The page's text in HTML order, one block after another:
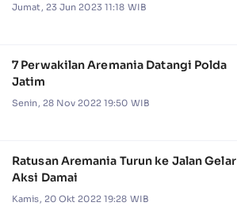
Jumat, 23 Jun 2023 11:18 WIB
7 Perwakilan Aremania Datangi Polda
Jatim
Senin, 28 Nov 2022 19:50 WIB
Ratusan Aremania Turun ke Jalan Gelar
Aksi Damai
Kamis, 20 Okt 2022 19:28 WIB